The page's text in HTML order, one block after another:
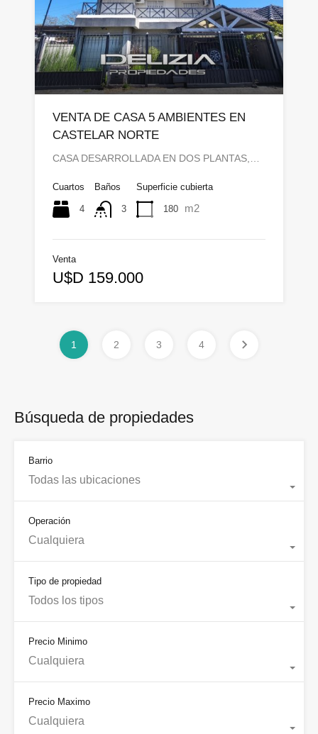
VENTA DE CASA 5 AMBIENTES EN
CASTELAR NORTE
CASA DESARROLLADA EN DOS PLANTAS,…
Cuartos
4
Baños
3
Superficie cubierta
180 m2
Venta
U$D 159.000
1 2 3 4
Búsqueda de propiedades
Barrio
Todas las ubicaciones
Operación
Cualquiera
Tipo de propiedad
Todos los tipos
Precio Minimo
Cualquiera
Precio Maximo
Cualquiera